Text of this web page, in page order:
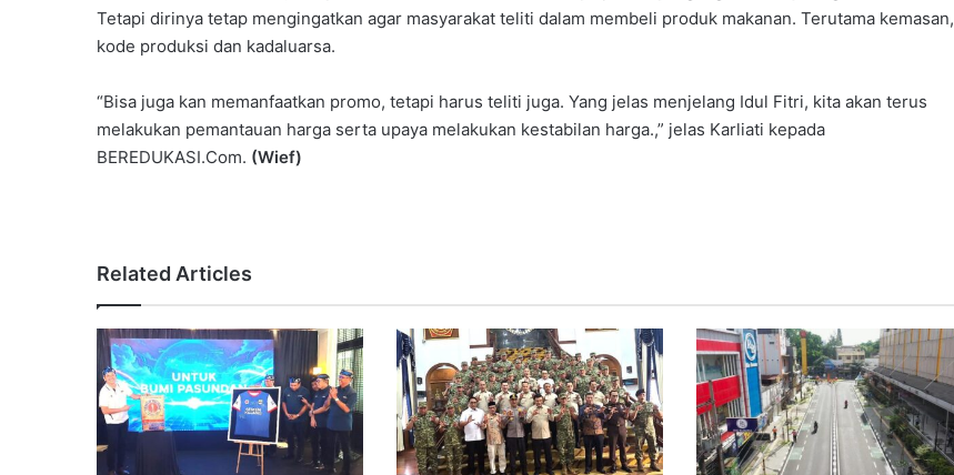
Tetapi dirinya tetap mengingatkan agar masyarakat teliti dalam membeli produk makanan. Terutama kemasan,
kode produksi dan kadaluarsa.
“Bisa juga kan memanfaatkan promo, tetapi harus teliti juga. Yang jelas menjelang Idul Fitri, kita akan terus
melakukan pemantauan harga serta upaya melakukan kestabilan harga.,” jelas Karliati kepada
BEREDUKASI.Com. (Wief)
Related Articles